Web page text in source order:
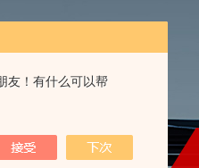
友！有什么可以帮